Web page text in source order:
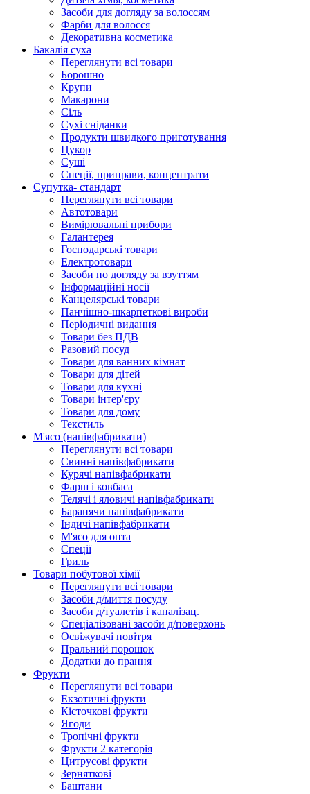
Засоби для догляду за волоссям
Фарби для волосся
Декоративна косметика
Бакалія суха
Переглянути всі товари
Борошно
Крупи
Макарони
Сіль
Сухі сніданки
Продукти швидкого приготування
Цукор
Суші
Спеції, приправи, концентрати
Супутка- стандарт
Переглянути всі товари
Автотовари
Вимірювальні прибори
Галантерея
Господарські товари
Електротовари
Засоби по догляду за взуттям
Інформаційні носії
Канцелярські товари
Панчішно-шкарпеткові вироби
Періодичні видання
Товари без ПДВ
Разовий посуд
Товари для ванних кімнат
Товари для дітей
Товари для кухні
Товари інтер'єру
Товари для дому
Текстиль
М'ясо (напiвфабрикати)
Переглянути всі товари
Свиннi напiвфабрикати
Курячi напiвфабрикати
Фарш i ковбаса
Телячi i яловичi напiвфабрикати
Баранячи напiвфабрикати
Iндичi напiвфабрикати
М'ясо для опта
Спеції
Гриль
Товари побутової хімії
Переглянути всі товари
Засоби д/миття посуду
Засоби д/туалетів і каналізац.
Спеціалізовані засоби д/поверхонь
Освіжувачі повітря
Пральний порошок
Додатки до прання
Фрукти
Переглянути всі товари
Екзoтичні фрукти
Кісточкові фрукти
Ягоди
Тропічні фрукти
Фрукти 2 категорія
Цитрусові фрукти
Зерняткові
Баштани